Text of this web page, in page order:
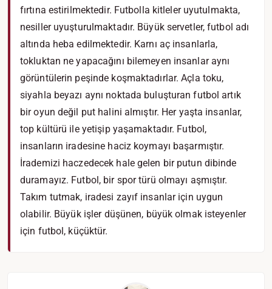
fırtına estirilmektedir. Futbolla kitleler uyutulmakta,
nesiller uyuşturulmaktadır. Büyük servetler, futbol adı
altında heba edilmektedir. Karnı aç insanlarla,
tokluktan ne yapacağını bilemeyen insanlar aynı
görüntülerin peşinde koşmaktadırlar. Açla toku,
siyahla beyazı aynı noktada buluşturan futbol artık
bir oyun değil put halini almıştır. Her yaşta insanlar,
top kültürü ile yetişip yaşamaktadır. Futbol,
insanların iradesine haciz koymayı başarmıştır.
İrademizi haczedecek hale gelen bir putun dibinde
duramayız. Futbol, bir spor türü olmayı aşmıştır.
Takım tutmak, iradesi zayıf insanlar için uygun
olabilir. Büyük işler düşünen, büyük olmak isteyenler
için futbol, küçüktür.